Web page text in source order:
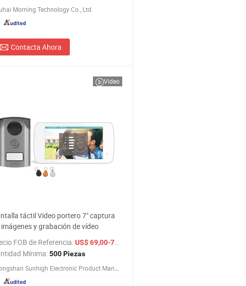
Morning Technology Co., Ltd.
Contacta Ahora
Video
táctil Video portero 7" captura
y grabación de vídeo
FOB de Referencia:US$ 69,00-75,00
Mínima:500 Piezas